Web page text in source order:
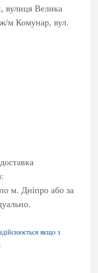
вулиця Велика
м Комунар, вул.
м. Дніпро або за
якщо з